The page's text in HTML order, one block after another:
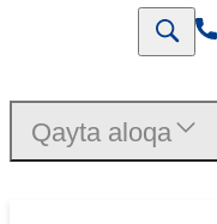
Qayta aloqa